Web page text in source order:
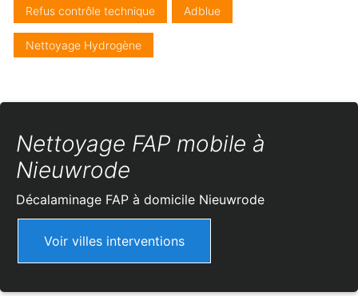
Refus contrôle technique Adblue
Nettoyage Hydrogène
Nettoyage FAP mobile à
Nieuwrode
Décalaminage FAP à domicile Nieuwrode
Voir villes interventions